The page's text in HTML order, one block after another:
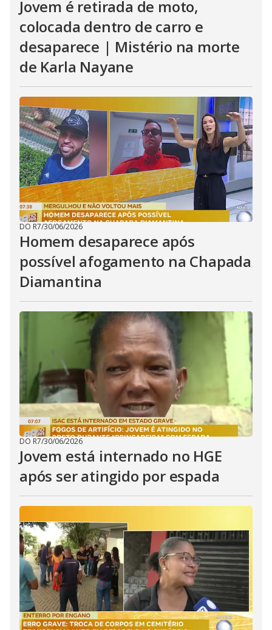
Jovem é retirada de moto,
colocada dentro de carro e
desaparece | Mistério na morte
de Karla Nayane
DO R7/30/06/2026
Homem desaparece após
possível afogamento na Chapada
Diamantina
DO R7/30/06/2026
Jovem está internado no HGE
após ser atingido por espada